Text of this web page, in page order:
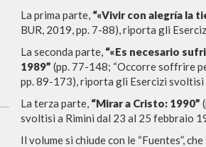
La prima parte, “«Vivir con alegría la
BUR, 2019, pp. 7-88), riporta gli
La seconda parte, “«Es necesario
1989” (pp. 77-148; “Occorre soffrire
pp. 89-173), riporta gli Esercizi svoltisi
La terza parte, “Mirar a Cristo: 1990”
svoltisi a Rimini dal 23 al 25 febbraio
Il volume si chiude con le “Fuentes”,